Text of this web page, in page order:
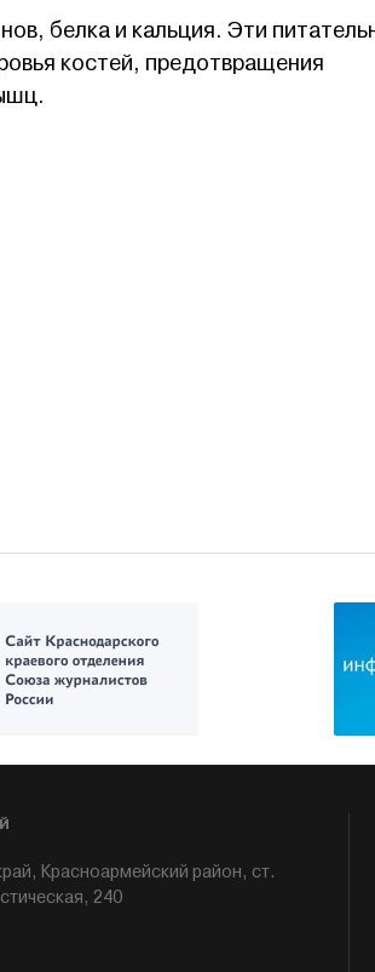
белка и кальция. Эти
костей, предотвращения
Красноармейский район, ст.
240